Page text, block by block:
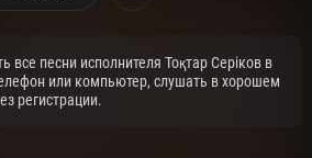
все песни исполнителя Тоқтар Серіков в
или компьютер, слушать в хорошем
регистрации.